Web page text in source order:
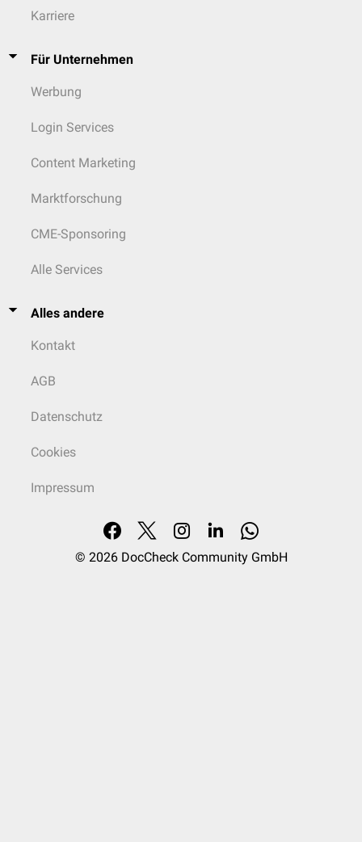
Karriere
Für Unternehmen
Werbung
Login Services
Content Marketing
Marktforschung
CME-Sponsoring
Alle Services
Alles andere
Kontakt
AGB
Datenschutz
Cookies
Impressum
© 2026 DocCheck Community GmbH